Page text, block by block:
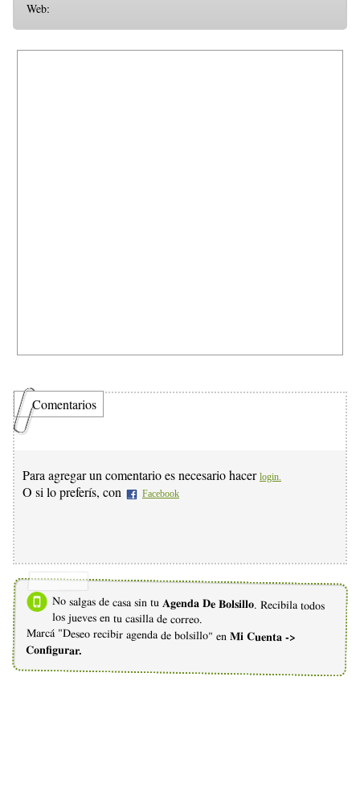
Web:
Comentarios
Para agregar un comentario es necesario hacer login.
O si lo preferís, con Facebook
No salgas de casa sin tu Agenda De Bolsillo. Recibila todos
los jueves en tu casilla de correo.
Marcá "Deseo recibir agenda de bolsillo" en Mi Cuenta ->
Configurar.